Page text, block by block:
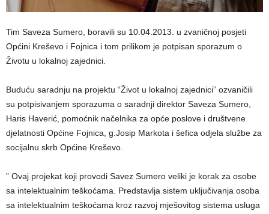
Tim Saveza Sumero, boravili su 10.04.2013. u zvaničnoj posjeti
Općini Kreševo i Fojnica i tom prilikom je potpisan sporazum o
Životu u lokalnoj zajednici.
Buduću saradnju na projektu “Život u lokalnoj zajednici” ozvaničili
su potpisivanjem sporazuma o saradnji direktor Saveza Sumero,
Haris Haverić, pomoćnik načelnika za opće poslove i društvene
djelatnosti Općine Fojnica, g.Josip Markota i šefica odjela službe za
socijalnu skrb Općine Kreševo.
” Ovaj projekat koji provodi Savez Sumero veliki je korak za osobe
sa intelektualnim teškoćama. Predstavlja sistem uključivanja osoba
sa intelektualnim teškoćama kroz razvoj mješovitog sistema usluga